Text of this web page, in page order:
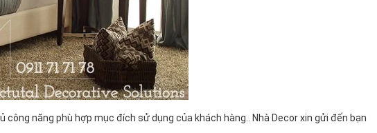
năng phù hợp mục đích sử dụng của khách hàng.. Nhà Decor xin gửi đến bạn